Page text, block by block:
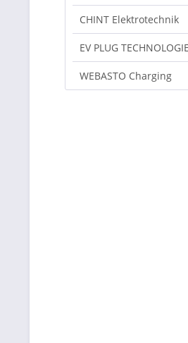
CHINT Elektrotechnik
EV PLUG
WEBASTO Charging